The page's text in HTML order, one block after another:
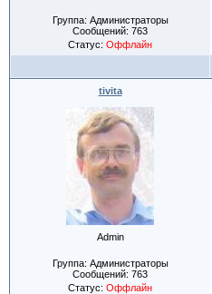
Группа: Администраторы
Сообщений: 763
Статус: Оффлайн
tivita
Admin
Группа: Администраторы
Сообщений: 763
Статус: Оффлайн